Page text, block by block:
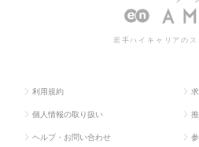
ィブありの
若手ハイキャリアのス
利用規約
個人情報の取り扱い
ヘルプ・お問い合わせ